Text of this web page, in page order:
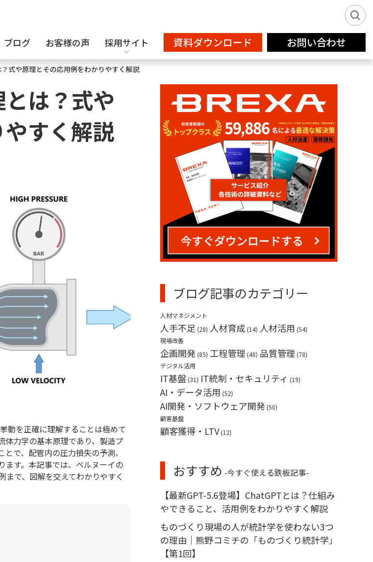
新卒派遣サービス2026
クリエイティブサービス
務請負（プラント） 業務請負（産業用ロボット）
IT
設計補助
ブログ お客様の声 採用サイト
フリーランス登録
資料ダウンロード お問い合わせ
？式や原理とその応用例をわかりやすく解説
とは？式や
すく解説
動を正確に理解することは極めて
体力学の基本原理であり、製造プ
で、配管内の圧力損失の予測、
ます。本記事では、ベルヌーイの
で、図解を交えてわかりやすく
ブログ記事のカテゴリー
人材マネジメント
人手不足 (28) 人材育成 (14) 人材活用 (54)
現場改善
企画開発 (85) 工程管理 (48) 品質管理 (78)
デジタル活用
IT基盤 (31) IT統制・セキュリティ (19)
AI・データ活用 (52)
AI開発・ソフトウェア開発 (50)
顧客基盤
顧客獲得・LTV (12)
おすすめ -今すぐ使える鉄板記事-
【最新GPT-5.6登場】ChatGPTとは？仕組み
やできること、活用例をわかりやすく解説
ものづくり現場の人が統計学を使わない3つ
の理由｜熊野コミチの「ものづくり統計学」
【第1回】